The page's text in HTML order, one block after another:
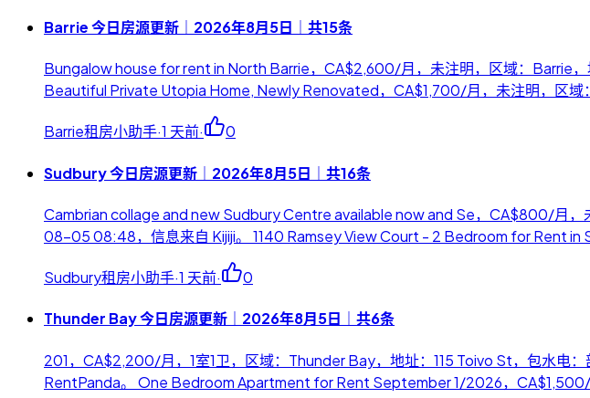
Barrie 今日房源更新｜2026年8月5日｜共15条
Bungalow house for rent in North Barrie，CA$2,600/月，未注明，区域：Barrie
Beautiful Private Utopia Home, Newly Renovated，CA$1,700/月，未注明，区域
Barrie租房小助手·1 天前· 0
Sudbury 今日房源更新｜2026年8月5日｜共16条
Cambrian collage and new Sudbury Centre available now and Se，CA$800/月
08-05 08:48，信息来自 Kijiji。 1140 Ramsey View Court - 2 Bedroom for Rent in
Sudbury租房小助手·1 天前· 0
Thunder Bay 今日房源更新｜2026年8月5日｜共6条
201，CA$2,200/月，1室1卫，区域：Thunder Bay，地址：115 Toivo St，包水
RentPanda。 One Bedroom Apartment for Rent September 1/2026，